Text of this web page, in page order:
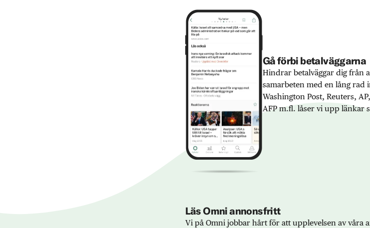
Gå förbi betalväggarna
Hindrar betalväggar dig från
samarbeten med en lång rad
Washington Post, Reuters,
AFP m.fl. låser vi upp länkar
Läs Omni annonsfritt
Vi på Omni jobbar hårt för att upplevelsen av våra